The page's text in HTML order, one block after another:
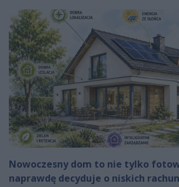
Nowoczesny dom to nie tylko
naprawdę decyduje o niskich